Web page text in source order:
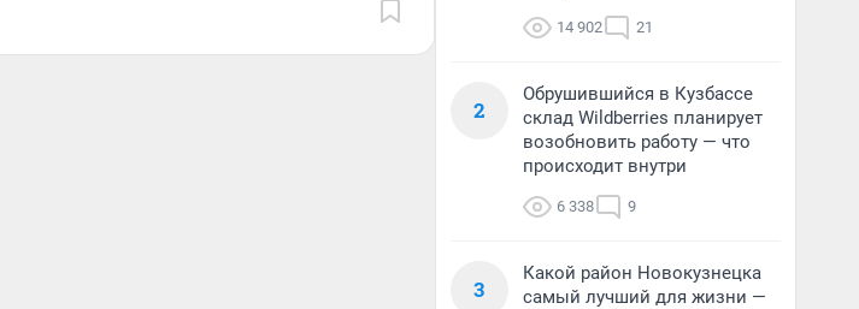
14 902 21
2
Обрушившийся в Кузбассе
склад Wildberries планирует
возобновить работу — что
происходит внутри
6 338 9
3
Какой район Новокузнецка
самый лучший для жизни —